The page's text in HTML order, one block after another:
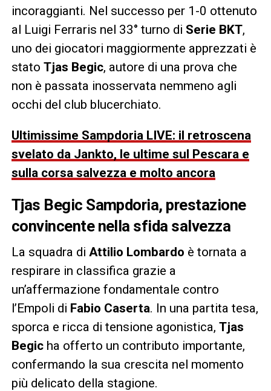
incoraggianti. Nel successo per 1-0 ottenuto
al Luigi Ferraris nel 33° turno di Serie BKT,
uno dei giocatori maggiormente apprezzati è
stato Tjas Begic, autore di una prova che
non è passata inosservata nemmeno agli
occhi del club blucerchiato.
Ultimissime Sampdoria LIVE: il retroscena
svelato da Jankto, le ultime sul Pescara e
sulla corsa salvezza e molto ancora
Tjas Begic Sampdoria, prestazione
convincente nella sfida salvezza
La squadra di Attilio Lombardo è tornata a
respirare in classifica grazie a
un’affermazione fondamentale contro
l’Empoli di Fabio Caserta. In una partita tesa,
sporca e ricca di tensione agonistica, Tjas
Begicha offerto un contributo importante,
confermando la sua crescita nel momento
più delicato della stagione.